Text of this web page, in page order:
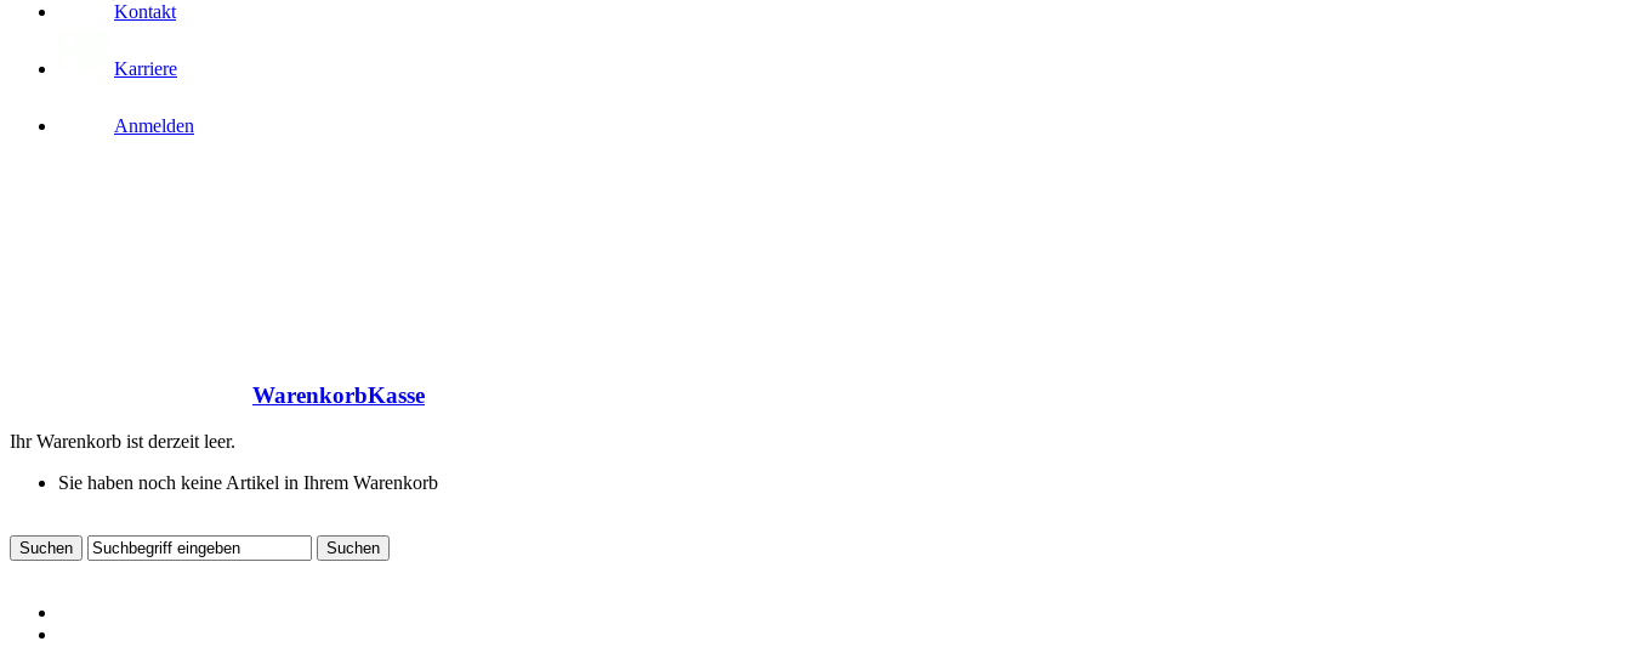
Kontakt
Karriere
Anmelden
WarenkorbKasse
Ihr Warenkorb ist derzeit leer.
Sie haben noch keine Artikel in Ihrem Warenkorb